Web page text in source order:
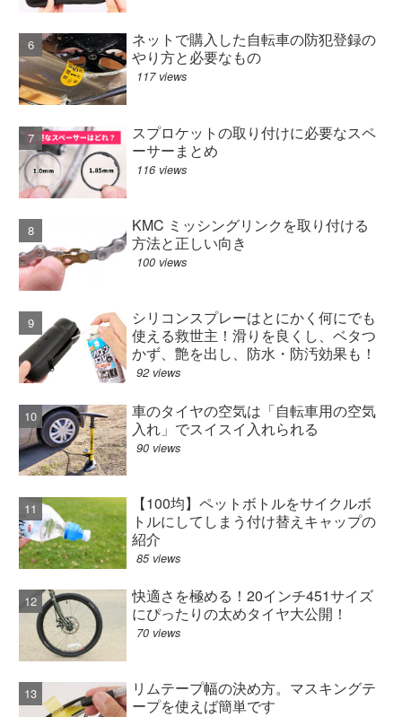
ネットで購入した自転車の防犯登録の
やり方と必要なもの
117 views
スプロケットの取り付けに必要なスペ
ーサーまとめ
116 views
KMC ミッシングリンクを取り付ける
方法と正しい向き
100 views
シリコンスプレーはとにかく何にでも
使える救世主！滑りを良くし、ベタつ
かず、艶を出し、防水・防汚効果も！
92 views
車のタイヤの空気は「自転車用の空気
入れ」でスイスイ入れられる
90 views
【100均】ペットボトルをサイクルボ
トルにしてしまう付け替えキャップの
紹介
85 views
快適さを極める！20インチ451サイズ
にぴったりの太めタイヤ大公開！
70 views
リムテープ幅の決め方。マスキングテ
ープを使えば簡単です